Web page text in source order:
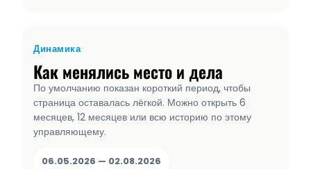
Динамика
Как менялись место и дела
По умолчанию показан короткий период, чтобы
страница оставалась лёгкой. Можно открыть 6
месяцев, 12 месяцев или всю историю по этому
управляющему.
06.05.2026 — 02.08.2026